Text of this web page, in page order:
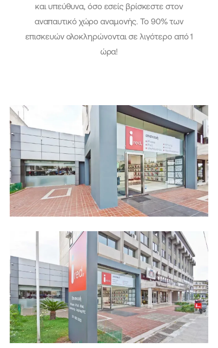
και υπεύθυνα, όσο εσείς βρίσκεστε στον
αναπαυτικό χώρο αναμονής. Το 90% των
επισκευών ολοκληρώνονται σε λιγότερο από 1
ώρα!